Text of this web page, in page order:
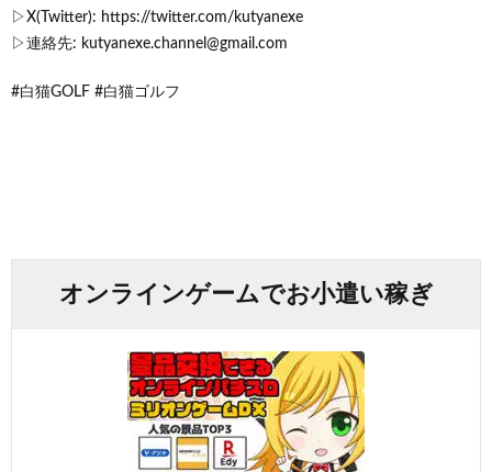
▷X(Twitter): https://twitter.com/kutyanexe
▷連絡先: kutyanexe.channel@gmail.com
#白猫GOLF #白猫ゴルフ
オンラインゲームでお小遣い稼ぎ